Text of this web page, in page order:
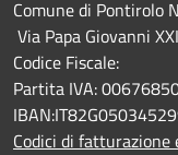
Comune di Pontirolo
Via Papa Giovanni
Codice Fiscale:
Partita IVA:
Codici di